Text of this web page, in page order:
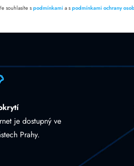
souhlasíte spodmínkamia spodmínkami ochrany
je dostupný ve
Prahy.